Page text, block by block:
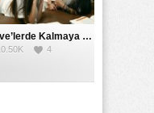
Merve’lerde Kalmaya Gelen Liseli Kız Fanteziyi Dibine Verdirdi
4